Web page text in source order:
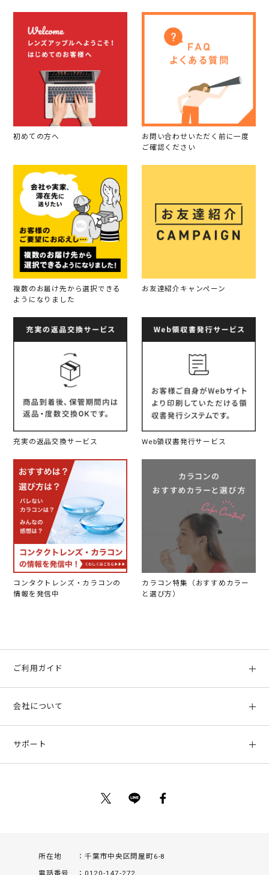
初めての方へ
お問い合わせいただく前に一度
ご確認ください
複数のお届け先から選択できる
ようになりました
お友達紹介キャンペーン
充実の返品交換サービス Web領収書発行サービス
コンタクトレンズ・カラコンの
情報を発信中
カラコン特集（おすすめカラー
と選び方）
ご利用ガイド
お支払い方法、配送について
返品について
会社について
サポート
所在地
千葉市中央区問屋町6-8